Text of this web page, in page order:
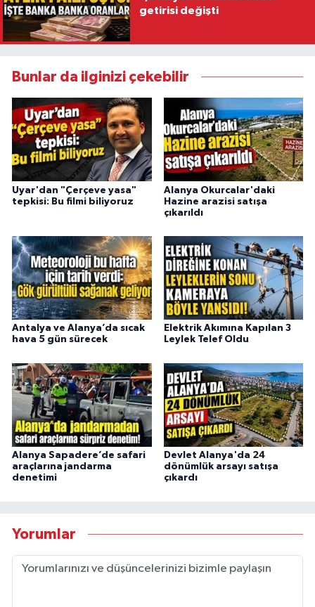
getirisi değişti
Bunlar da ilginizi çekebilir
Uyar'dan "Çerçeve yasa"
tepkisi: Bu filmi biliyoruz
Alanya Okurcalar'daki
Hazine arazisi satışa
çıkarıldı
Antalya ve Alanya’da sıcak
hava 5 gün sürecek
Elektrik Akımına Kapılan 3
Leylek Telef Oldu
Alanya Sapadere’de safari
araçlarına jandarma
denetimi
Devlet Alanya'da 24
dönümlük arsayı satışa
çıkardı
Yorumlar